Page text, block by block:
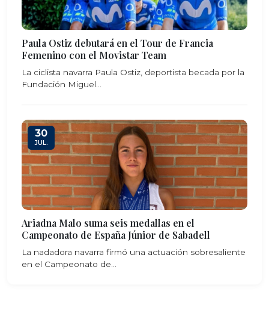
Paula Ostiz debutará en el Tour de Francia
Femenino con el Movistar Team
La ciclista navarra Paula Ostiz, deportista becada por la
Fundación Miguel...
30
JUL.
Ariadna Malo suma seis medallas en el
Campeonato de España Júnior de Sabadell
La nadadora navarra firmó una actuación sobresaliente
en el Campeonato de...